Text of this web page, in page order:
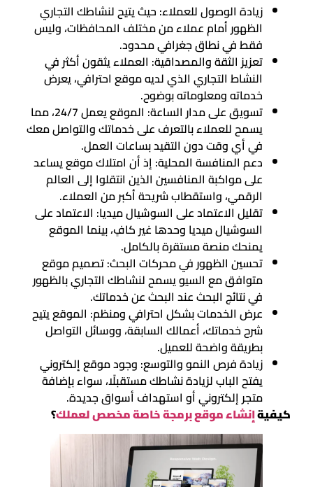
زيادة الوصول للعملاء: حيث يتيح لنشاطك التجاري
الظهور أمام عملاء من مختلف المحافظات، وليس
فقط في نطاق جغرافي محدود.
تعزيز الثقة والمصداقية: العملاء يثقون أكثر في
النشاط التجاري الذي لديه موقع احترافي، يعرض
خدماته ومعلوماته بوضوح.
تسويق على مدار الساعة: الموقع يعمل 24/7، مما
يسمح للعملاء بالتعرف على خدماتك والتواصل معك
في أي وقت دون التقيد بساعات العمل.
دعم المنافسة المحلية: إذ أن امتلاك موقع يساعد
على مواكبة المنافسين الذين انتقلوا إلى العالم
الرقمي، واستقطاب شريحة أكبر من العملاء.
تقليل الاعتماد على السوشيال ميديا: الاعتماد على
السوشيال ميديا وحدها غير كافٍ، بينما الموقع
يمنحك منصة مستقرة بالكامل.
تحسين الظهور في محركات البحث: تصميم موقع
متوافق مع السيو يسمح لنشاطك التجاري بالظهور
في نتائج البحث عند البحث عن خدماتك.
عرض الخدمات بشكل احترافي ومنظم: الموقع يتيح
شرح خدماتك، أعمالك السابقة، ووسائل التواصل
بطريقة واضحة للعميل.
زيادة فرص النمو والتوسع: وجود موقع إلكتروني
يفتح الباب لزيادة نشاطك مستقبلًا، سواء بإضافة
متجر إلكتروني أو استهداف أسواق جديدة.
كيفيةإنشاء موقع برمجة خاصة مخصص لعملك؟